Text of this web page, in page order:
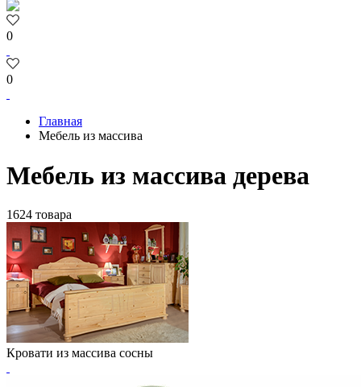
0
0
Главная
Мебель из массива
Мебель из массива дерева
1624 товара
Кровати из массива сосны